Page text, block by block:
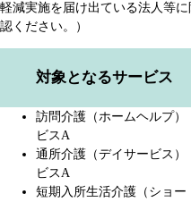
軽減実施を届け出ている法人等
認ください。）
対象となるサービス
訪問介護（ホームヘルプ
ビスA
通所介護（デイサービス
ビスA
短期入所生活介護（ショー